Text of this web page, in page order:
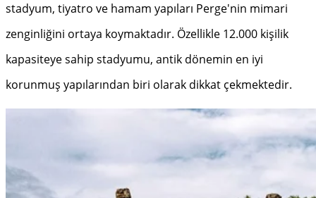
stadyum, tiyatro ve hamam yapıları Perge'nin mimari
zenginliğini ortaya koymaktadır. Özellikle 12.000 kişilik
kapasiteye sahip stadyumu, antik dönemin en iyi
korunmuş yapılarından biri olarak dikkat çekmektedir.